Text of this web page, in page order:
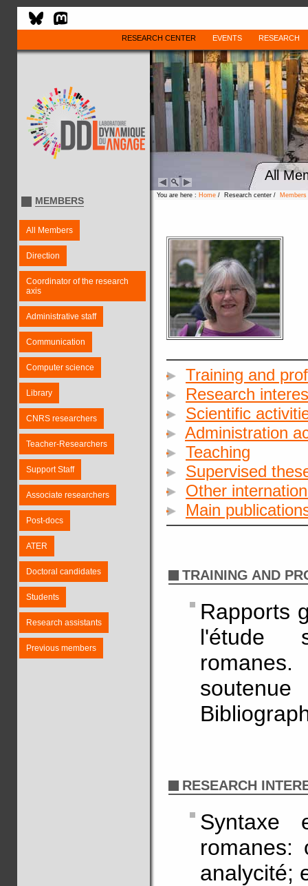
RESEARCH CENTER EVENTS RESEARCH
All
MEMBERS
All Members
Direction
Coordinator of the research
axis
Administrative staff
Communication
Computer science
Library
CNRS researchers
Teacher-Researchers
Support Staff
Associate researchers
Post-docs
ATER
Doctoral candidates
Students
Research assistants
Previous members
You are here : Home / Research center / Members
Training and
Research
Scientific
Administration
Teaching
Supervised
Other
Main
TRAINING AND
Rapports
l'étude
RESEARCH
Syntaxe
romanes:
analycité;